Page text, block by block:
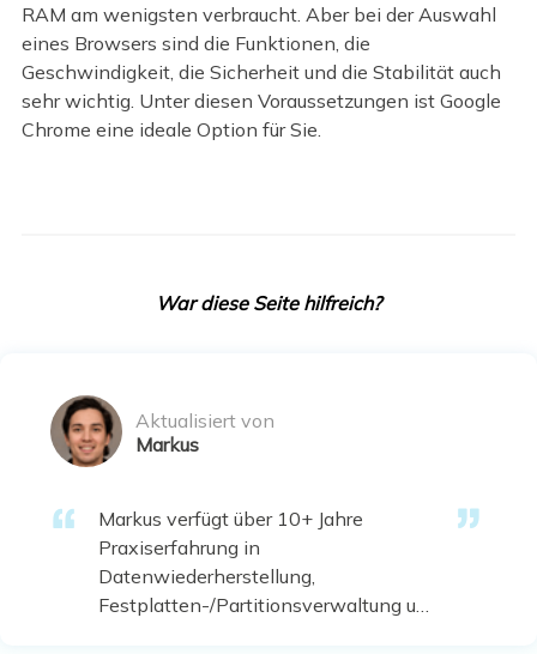
RAM am wenigsten verbraucht. Aber bei der Auswahl
eines Browsers sind die Funktionen, die
Geschwindigkeit, die Sicherheit und die Stabilität auch
sehr wichtig. Unter diesen Voraussetzungen ist Google
Chrome eine ideale Option für Sie.
War diese Seite hilfreich?
Aktualisiert von
Markus
Markus verfügt über 10+ Jahre
Praxiserfahrung in
Datenwiederherstellung,
Festplatten-/Partitionsverwaltung und